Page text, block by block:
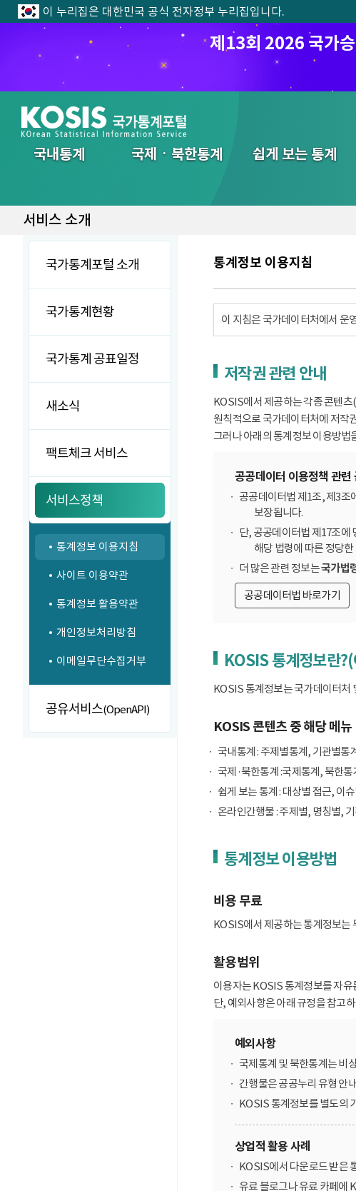
이 누리집은 대한민국 공식 전자정부 누리집입니다.
제13회 2026 국가
국내통계 국제ㆍ북한통계 쉽게 보는 통계
서비스 소개
국가통계포털 소개
국가통계현황
국가통계 공표일정
새소식
팩트체크 서비스
서비스정책
통계정보 이용지침
사이트 이용약관
통계정보 활용약관
개인정보처리방침
이메일무단수집거부
공유서비스(OpenAPI)
통계정보 이용지침
이 지침은 국가데이터처에서 운
저작권 관련 안내
KOSIS에서 제공하는 각종 콘텐
원칙적으로 국가데이터처에 저작
그러나 아래의 통계정보 이용방법
공공데이터 이용정책 관련
공공데이터법 제1조, 제3조
보장됩니다.
단, 공공데이터법 제17조에
해당 법령에 따른 정당
더 많은 관련 정보는국가법
공공데이터법 바로가기
KOSIS 통계정보란?(
KOSIS 통계정보는 국가데이터처
KOSIS 콘텐츠 중 해당 메뉴
국내통계 : 주제별통계, 기관별
국제·북한통계 :국제통계, 북한통
쉽게 보는 통계 : 대상별 접근, 이
온라인간행물 : 주제별, 명칭별,
통계정보 이용방법
비용 무료
KOSIS에서 제공하는 통계정보는
활용범위
이용자는 KOSIS 통계정보를 자유
단, 예외사항은 아래 규정을 참고
예외사항
국제통계 및 북한통계는 비
간행물은 공공누리 유형 안
KOSIS 통계정보를 별도의
상업적 활용 사례
KOSIS에서 다운로드 받은
유료 블로그나 유료 카페에